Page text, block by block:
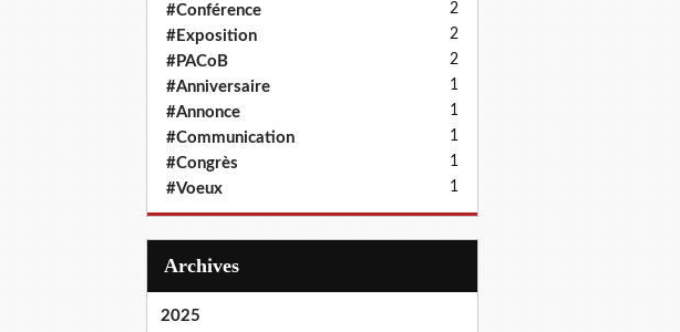
#Conférence 2
#Exposition 2
#PACoB 2
#Anniversaire 1
#Annonce 1
#Communication 1
#Congrès 1
#Voeux 1
Archives
2025